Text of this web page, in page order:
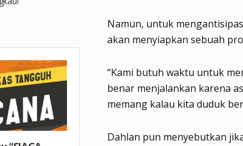
Namun, untuk
akan menyiapkan sebuah
“Kami butuh waktu untuk
benar menjalankan karena
memang kalau kita duduk
Dahlan pun menyebutkan